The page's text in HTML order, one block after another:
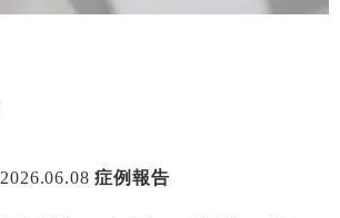
2026.06.08症例報告